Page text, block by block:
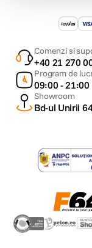
Comenzi si
+40 21 270
Program de
09:00 - 21:00
Showroom
Bd-ul Unirii